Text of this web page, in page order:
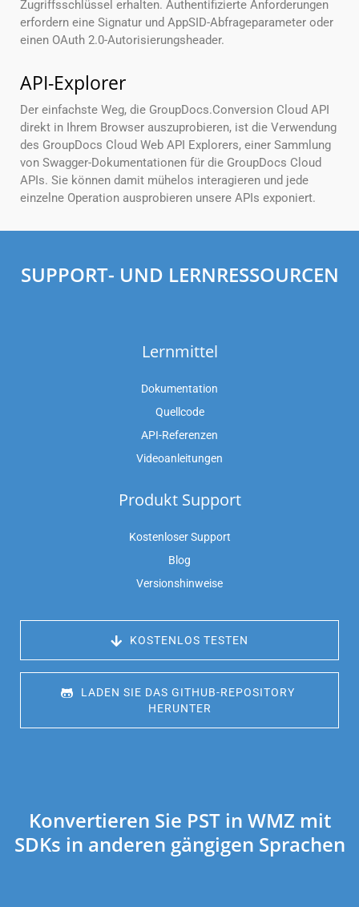
Zugriffsschlüssel erhalten. Authentifizierte Anforderungen
erfordern eine Signatur und AppSID-Abfrageparameter oder
einen OAuth 2.0-Autorisierungsheader.
API-Explorer
Der einfachste Weg, die GroupDocs.Conversion Cloud API
direkt in Ihrem Browser auszuprobieren, ist die Verwendung
des GroupDocs Cloud Web API Explorers, einer Sammlung
von Swagger-Dokumentationen für die GroupDocs Cloud
APIs. Sie können damit mühelos interagieren und jede
einzelne Operation ausprobieren unsere APIs exponiert.
SUPPORT- UND LERNRESSOURCEN
Lernmittel
Dokumentation
Quellcode
API-Referenzen
Videoanleitungen
Produkt Support
Kostenloser Support
Blog
Versionshinweise
KOSTENLOS TESTEN
LADEN SIE DAS GITHUB-REPOSITORY
HERUNTER
Konvertieren Sie PST in WMZ mit
SDKs in anderen gängigen Sprachen